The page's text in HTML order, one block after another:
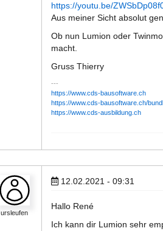
https://youtu.be/
Aus meiner Sicht absolut
Ob nun Lumion oder
macht.
Gruss Thierry
https://www.cds-bausoftware.ch
https://www.cds-bausoftware.ch/
https://www.cds-ausbildung.ch
ursleufen
12.02.2021 - 09:31
Hallo René
Ich kann dir Lumion sehr